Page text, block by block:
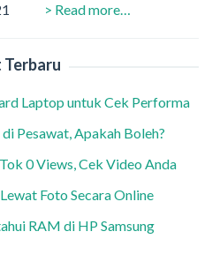
> Read more…
Terbaru
Laptop untuk Cek Performa
Pesawat, Apakah Boleh?
0 Views, Cek Video Anda
Foto Secara Online
RAM di HP Samsung